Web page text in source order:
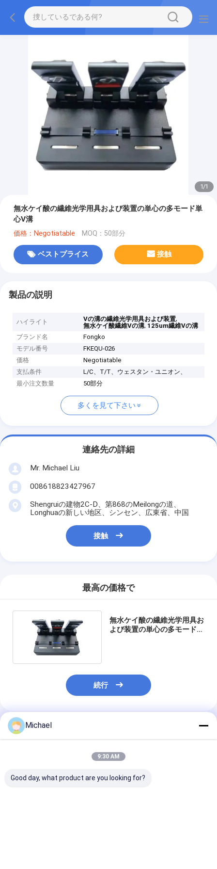
1/1
無水ケイ酸の繊維光学用具および装置の単心の多モード単
心V溝
価格：Negotiatable MOQ：50部分
ベストプライス 接触
製品の説明
ハイライト Vの溝の繊維光学用具および装置,
無水ケイ酸繊維Vの溝, 125um繊維Vの溝
ブランド名
Fongko
モデル番号
FKEQU-026
価格
Negotiatable
支払条件
L/C、T/T、ウェスタン・ユニオン、
最小注文数量
50部分
多くを見て下さい
連絡先の詳細
Mr. Michael Liu
008618823427967
Shengruiの建物2C-D、第868のMeilongの道、
Longhuaの新しい地区、シンセン、広東省、中国
接触
最高の価格で
無水ケイ酸の繊維光学用具お
よび装置の単心の多モード単
続行
推薦されたプロダクト
Michael
9:30 AM
Good day, what product are you looking for?